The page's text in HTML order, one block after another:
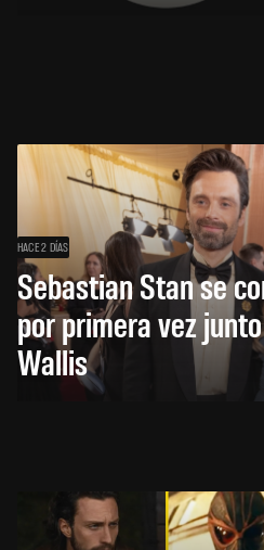
HACE 2 DÍAS
Sebastian Stan se
por primera vez
Wallis